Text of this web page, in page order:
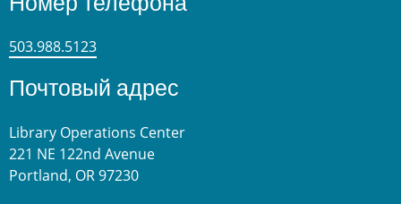
503.988.5123
Почтовый адрес
Library Operations Center
221 NE 122nd Avenue
Portland, OR 97230